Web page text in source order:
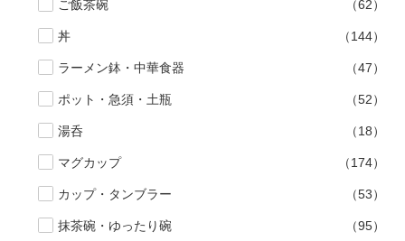
ご飯茶碗 （62）
丼 （144）
ラーメン鉢・中華食器 （47）
ポット・急須・土瓶 （52）
湯呑 （18）
マグカップ （174）
カップ・タンブラー （53）
抹茶碗・ゆったり碗 （95）